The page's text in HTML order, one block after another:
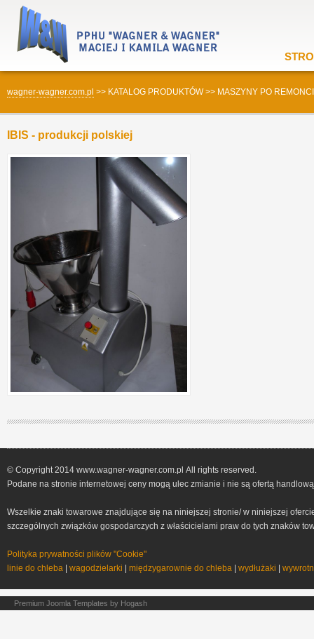
wagner-wagner.com.pl >> KATALOG PRODUKTÓW>> MASZYNY PO
IBIS - produkcji polskiej
© Copyright 2014 www.wagner-wagner.com.pl All rights reserved.
Podane na stronie internetowej ceny mogą ulec zmianie i nie są ofertą
Wszelkie znaki towarowe znajdujące się na niniejszej stronie/ w niniejszej
szczególnych związków gospodarczych z właścicielami praw do tych znaków
Polityka prywatności plików "Cookie"
linie do chleba
wagodzielarki międzygarownie do chleba wydłużaki
Premium Joomla Templates by Hogash